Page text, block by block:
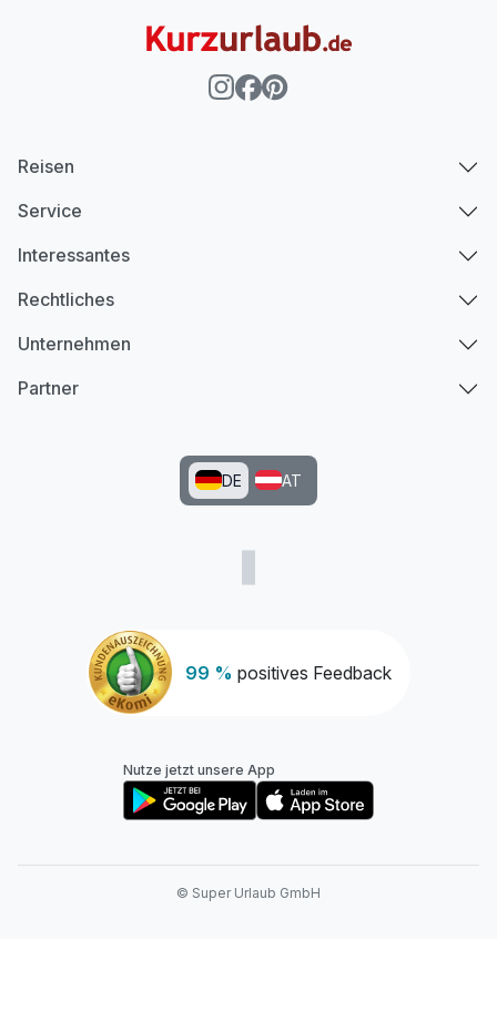
99 % positives Feedback
Reisen
Service
Interessantes
Rechtliches
Unternehmen
Partner
DE AT
Nutze jetzt unsere App
© Super Urlaub GmbH